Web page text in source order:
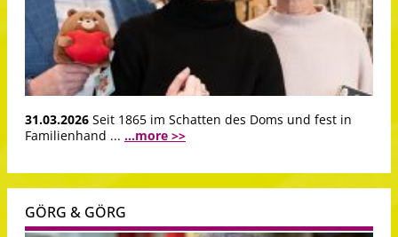
31.03.2026 Seit 1865 im Schatten des Doms und fest in
Familienhand ... ...more >>
GÖRG & GÖRG